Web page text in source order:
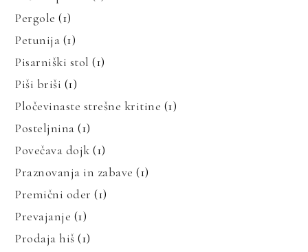
Pergole (1)
Petunija (1)
Pisarniški stol (1)
Piši briši (1)
Pločevinaste strešne kritine (1)
Posteljnina (1)
Povečava dojk (1)
Praznovanja in zabave (1)
Premični oder (1)
Prevajanje (1)
Prodaja hiš (1)